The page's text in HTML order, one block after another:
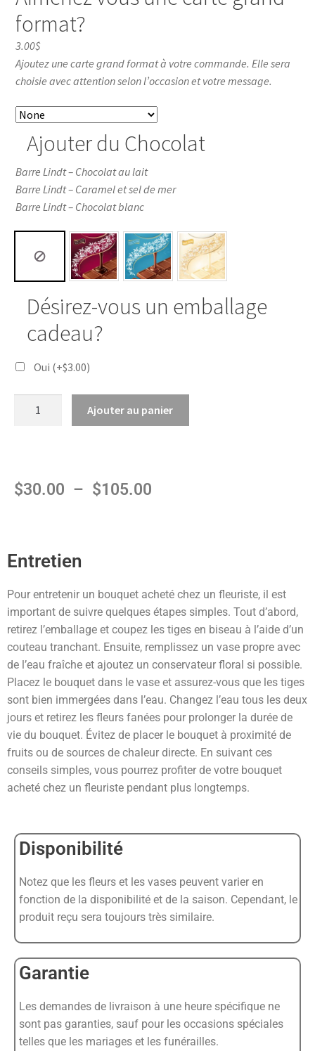
format?
3.00$
Ajoutez une carte grand format à votre commande. Elle sera
choisie avec attention selon l’occasion et votre message.
Ajouter du Chocolat
Barre Lindt – Chocolat au lait
Barre Lindt – Caramel et sel de mer
Barre Lindt – Chocolat blanc
Désirez-vous un emballage
cadeau?
Oui (+$3.00)
Ajouter au panier
$30.00 – $105.00
Entretien
Pour entretenir un bouquet acheté chez un fleuriste, il est
important de suivre quelques étapes simples. Tout d’abord,
retirez l’emballage et coupez les tiges en biseau à l’aide d’un
couteau tranchant. Ensuite, remplissez un vase propre avec
de l’eau fraîche et ajoutez un conservateur floral si possible.
Placez le bouquet dans le vase et assurez-vous que les tiges
sont bien immergées dans l’eau. Changez l’eau tous les deux
jours et retirez les fleurs fanées pour prolonger la durée de
vie du bouquet. Évitez de placer le bouquet à proximité de
fruits ou de sources de chaleur directe. En suivant ces
conseils simples, vous pourrez profiter de votre bouquet
acheté chez un fleuriste pendant plus longtemps.
Disponibilité
Notez que les fleurs et les vases peuvent varier en
fonction de la disponibilité et de la saison. Cependant, le
produit reçu sera toujours très similaire.
Garantie
Les demandes de livraison à une heure spécifique ne
sont pas garanties, sauf pour les occasions spéciales
telles que les mariages et les funérailles.